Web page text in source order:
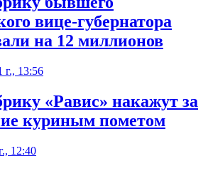
вице-губернатора
на 12 миллионов
г., 13:56
«Равис» накажут за
куриным пометом
12:40